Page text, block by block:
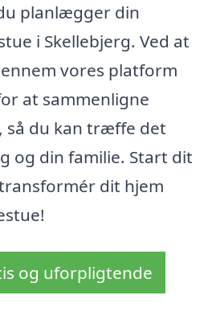
planlægger din
i Skellebjerg. Ved at
vores platform
at sammenligne
så du kan træffe det
og din familie. Start dit
dit hjem
og uforpligtende